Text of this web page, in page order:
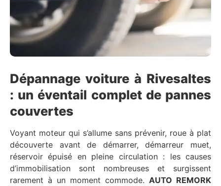
Dépannage voiture à Rivesaltes
: un éventail complet de pannes
couvertes
Voyant moteur qui s’allume sans prévenir, roue à plat
découverte avant de démarrer, démarreur muet,
réservoir épuisé en pleine circulation : les causes
d’immobilisation sont nombreuses et surgissent
rarement à un moment commode. AUTO REMORK